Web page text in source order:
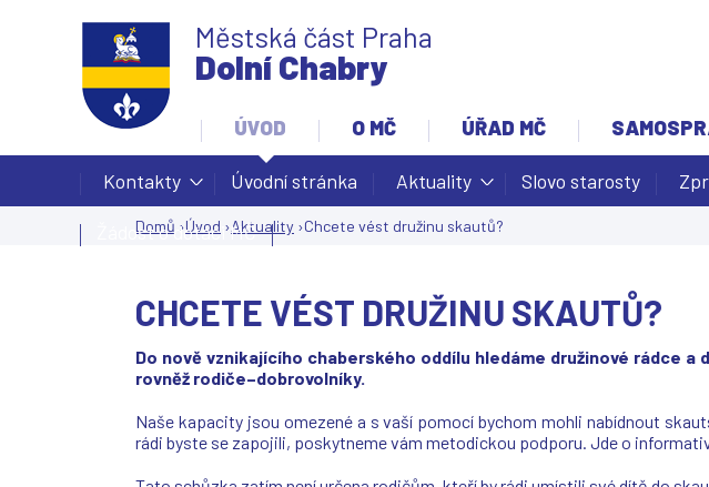
Městská část Praha
Dolní Chabry
ÚVOD
Kontakty Úvodní stránka Aktuality Slovo starosty
Žádost o dotaci MČ
O MČ ÚŘAD MČ
zde
Domů ›Úvod ›Aktuality ›Chcete vést družinu skautů?
CHCETE VÉST DRUŽINU SKAUTŮ?
Do nově vznikajícího chaberského oddílu hledáme družinové rádce
rovněž rodiče–dobrovolníky.
Naše kapacity jsou omezené a s vaší pomocí bychom mohli nabídnout
rádi byste se zapojili, poskytneme vám metodickou podporu. Jde o